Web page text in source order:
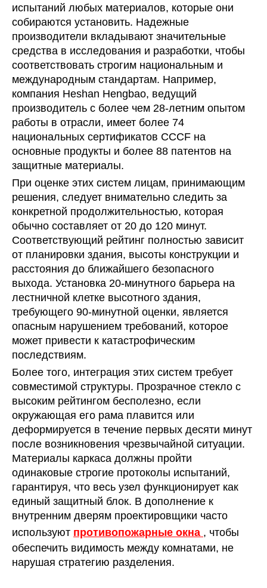
испытаний любых материалов, которые они
собираются установить. Надежные
производители вкладывают значительные
средства в исследования и разработки, чтобы
соответствовать строгим национальным и
международным стандартам. Например,
компания Heshan Hengbao, ведущий
производитель с более чем 28-летним опытом
работы в отрасли, имеет более 74
национальных сертификатов CCCF на
основные продукты и более 88 патентов на
защитные материалы.
При оценке этих систем лицам, принимающим
решения, следует внимательно следить за
конкретной продолжительностью, которая
обычно составляет от 20 до 120 минут.
Соответствующий рейтинг полностью зависит
от планировки здания, высоты конструкции и
расстояния до ближайшего безопасного
выхода. Установка 20-минутного барьера на
лестничной клетке высотного здания,
требующего 90-минутной оценки, является
опасным нарушением требований, которое
может привести к катастрофическим
последствиям.
Более того, интеграция этих систем требует
совместимой структуры. Прозрачное стекло с
высоким рейтингом бесполезно, если
окружающая его рама плавится или
деформируется в течение первых десяти минут
после возникновения чрезвычайной ситуации.
Материалы каркаса должны пройти
одинаковые строгие протоколы испытаний,
гарантируя, что весь узел функционирует как
единый защитный блок. В дополнение к
внутренним дверям проектировщики часто
используют противопожарные окна , чтобы
обеспечить видимость между комнатами, не
нарушая стратегию разделения.